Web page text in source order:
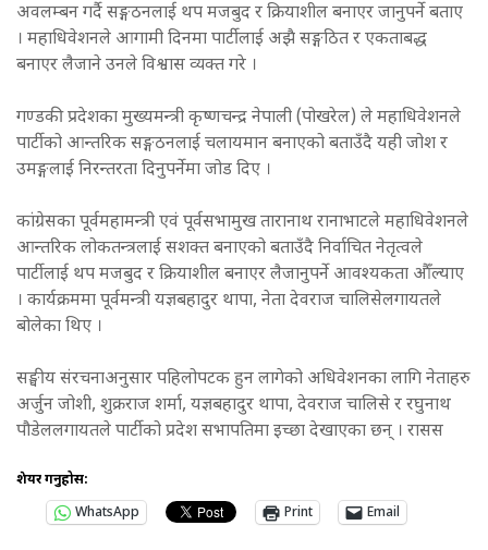
अवलम्बन गर्दै सङ्गठनलाई थप मजबुद र क्रियाशील बनाएर जानुपर्ने बताए
। महाधिवेशनले आगामी दिनमा पार्टीलाई अझै सङ्गठित र एकताबद्ध
बनाएर लैजाने उनले विश्वास व्यक्त गरे ।
गण्डकी प्रदेशका मुख्यमन्त्री कृष्णचन्द्र नेपाली (पोखरेल) ले महाधिवेशनले
पार्टीको आन्तरिक सङ्गठनलाई चलायमान बनाएको बताउँदै यही जोश र
उमङ्गलाई निरन्तरता दिनुपर्नेमा जोड दिए ।
कांग्रेसका पूर्वमहामन्त्री एवं पूर्वसभामुख तारानाथ रानाभाटले महाधिवेशनले
आन्तरिक लोकतन्त्रलाई सशक्त बनाएको बताउँदै निर्वाचित नेतृत्वले
पार्टीलाई थप मजबुद र क्रियाशील बनाएर लैजानुपर्ने आवश्यकता औँल्याए
। कार्यक्रममा पूर्वमन्त्री यज्ञबहादुर थापा, नेता देवराज चालिसेलगायतले
बोलेका थिए ।
सङ्घीय संरचनाअनुसार पहिलोपटक हुन लागेको अधिवेशनका लागि नेताहरु
अर्जुन जोशी, शुक्रराज शर्मा, यज्ञबहादुर थापा, देवराज चालिसे र रघुनाथ
पौडेललगायतले पार्टीको प्रदेश सभापतिमा इच्छा देखाएका छन् । रासस
शेयर गर्नुहोस:
WhatsApp
Print Email